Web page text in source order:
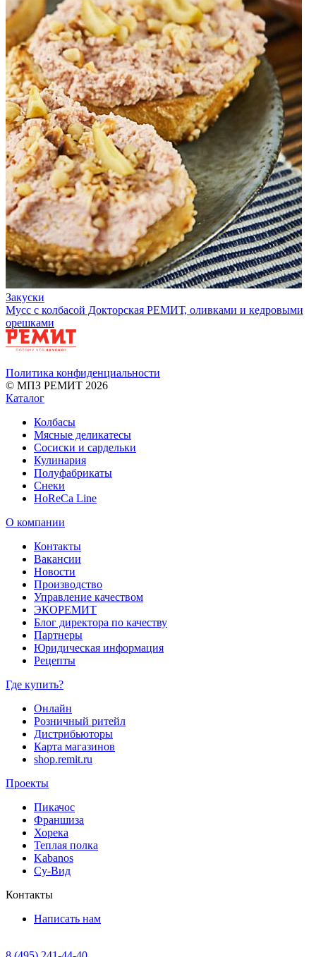
Закуски
Мусс с колбасой Докторская РЕМИТ, оливками и кедровыми
орешками
Политика конфиденциальности
© МПЗ РЕМИТ 2026
Каталог
Колбасы
Мясные деликатесы
Сосиски и сардельки
Кулинария
Полуфабрикаты
Снеки
HoReCa Line
О компании
Контакты
Вакансии
Новости
Производство
Управление качеством
ЭКОРЕМИТ
Блог директора по качеству
Партнеры
Юридическая информация
Рецепты
Где купить?
Онлайн
Розничный ритейл
Дистрибьюторы
Карта магазинов
shop.remit.ru
Проекты
Пикачос
Франшиза
Хорека
Теплая полка
Kabanos
Су-Вид
Контакты
Написать нам